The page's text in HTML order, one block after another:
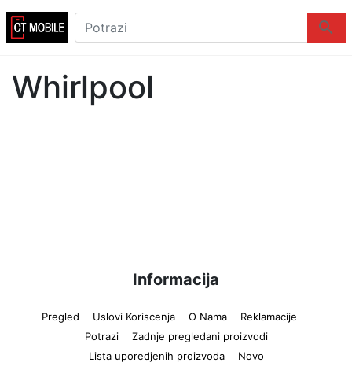
Logo
Potrazi
Whirlpool
Informacija
Pregled Uslovi Koriscenja O Nama
Reklamacije
Potrazi
Zadnje pregledani proizvodi
Lista uporedjenih proizvoda
Novo